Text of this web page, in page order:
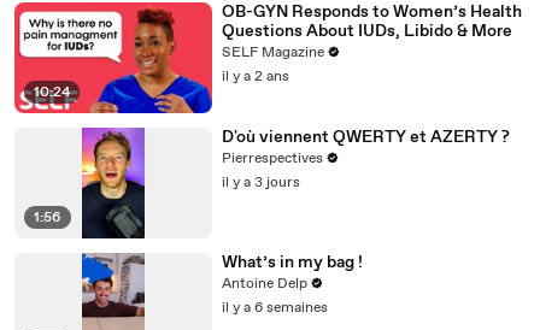
10:24
OB-GYN Responds to Women’s Health
Questions About IUDs, Libido & More
SELF Magazine
il y a 2 ans
1:56
D'où viennent QWERTY et AZERTY ?
Pierrespectives
il y a 3 jours
What’s in my bag !
Antoine Delp
il y a 6 semaines